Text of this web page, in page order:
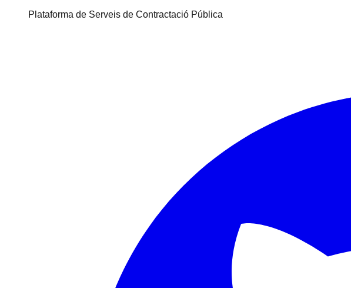
Plataforma de Serveis de Contractació Pública